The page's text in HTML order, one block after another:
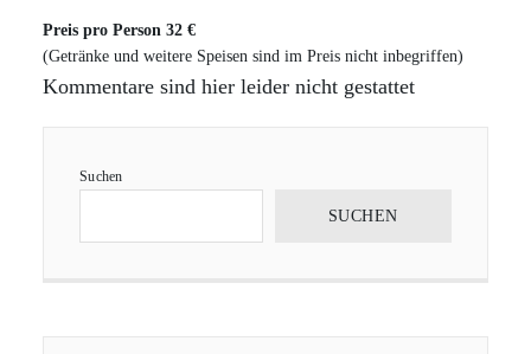
Preis pro Person 32 €
(Getränke und weitere Speisen sind im Preis nicht inbegriffen)
Kommentare sind hier leider nicht gestattet
Suchen
SUCHEN